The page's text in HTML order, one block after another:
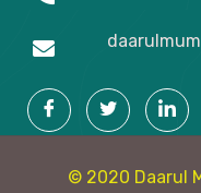
© 2020 Daarul